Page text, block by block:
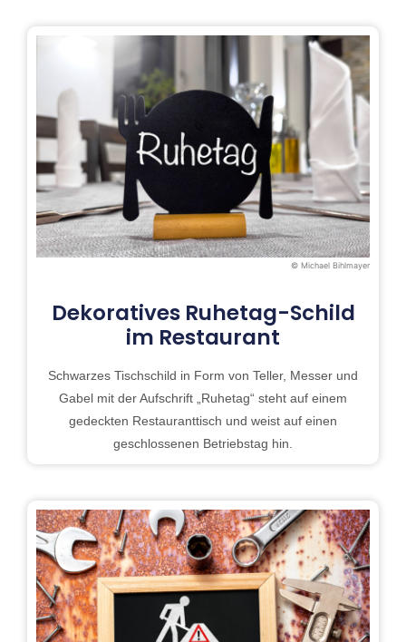
© Michael Bihlmayer
Dekoratives Ruhetag-Schild
im Restaurant
Schwarzes Tischschild in Form von Teller, Messer und
Gabel mit der Aufschrift „Ruhetag“ steht auf einem
gedeckten Restauranttisch und weist auf einen
geschlossenen Betriebstag hin.